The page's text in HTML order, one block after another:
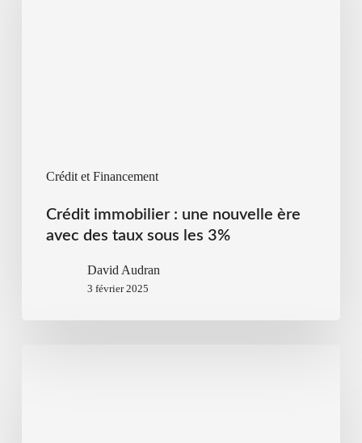
Crédit et Financement
Crédit immobilier : une nouvelle ère
avec des taux sous les 3%
David Audran
3 février 2025